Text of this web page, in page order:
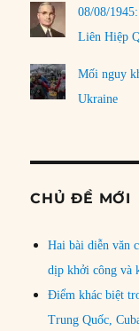
08/08/
Liên Hiệp
Mối nguy
Ukraine
CHỦ ĐỀ MỚI
Hai bài diễn văn
dịp khởi công và
Điểm khác biệt
Trung Quốc,